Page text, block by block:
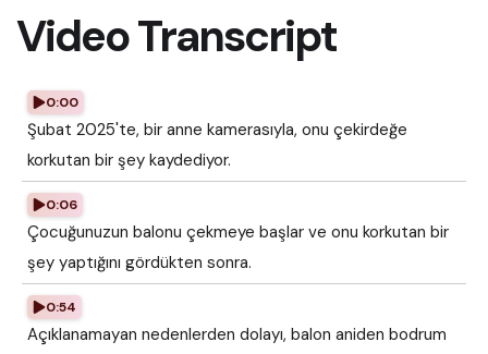
Video Transcript
0:00
Şubat 2025'te, bir anne kamerasıyla, onu çekirdeğe
korkutan bir şey kaydediyor.
0:06
Çocuğunuzun balonu çekmeye başlar ve onu korkutan bir
şey yaptığını gördükten sonra.
0:54
Açıklanamayan nedenlerden dolayı, balon aniden bodrum